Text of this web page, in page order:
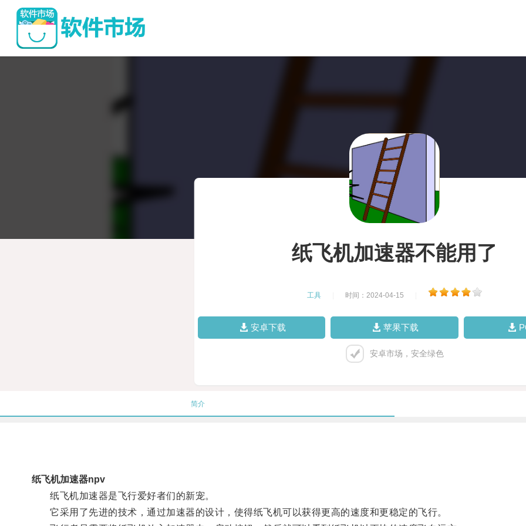
纸飞机加速器不能用了
工具 时间：2024-04-15
安卓下载 苹果下载
安卓市场，安全绿色
简介
纸飞机加速器npv
纸飞机加速器是飞行爱好者们的新宠。
它采用了先进的技术，通过加速器的设计，使得纸飞机可以获得更高的速度和更稳定的飞行。